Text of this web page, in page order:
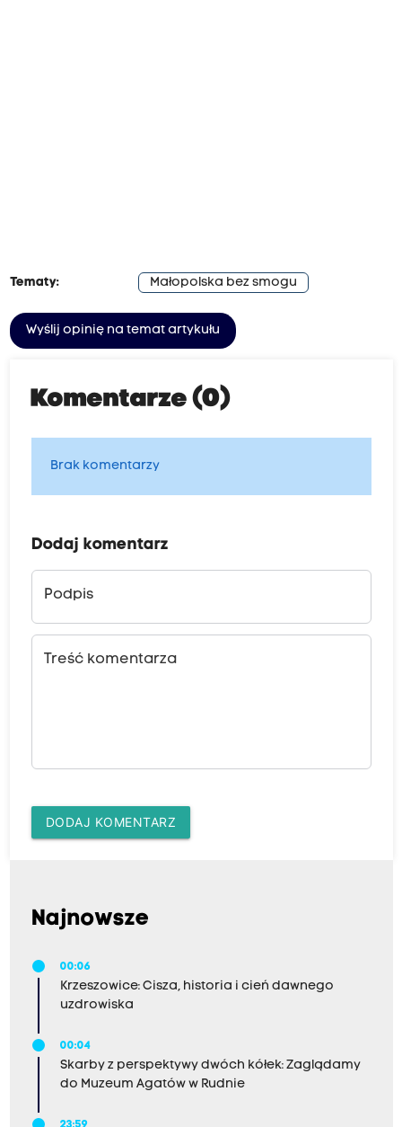
Tematy: Małopolska bez smogu
Wyślij opinię na temat artykułu
Komentarze (0)
Brak komentarzy
Dodaj komentarz
Podpis
Treść komentarza
DODAJ KOMENTARZ
Najnowsze
00:06
Krzeszowice: Cisza, historia i cień dawnego
uzdrowiska
00:04
Skarby z perspektywy dwóch kółek: Zaglądamy
do Muzeum Agatów w Rudnie